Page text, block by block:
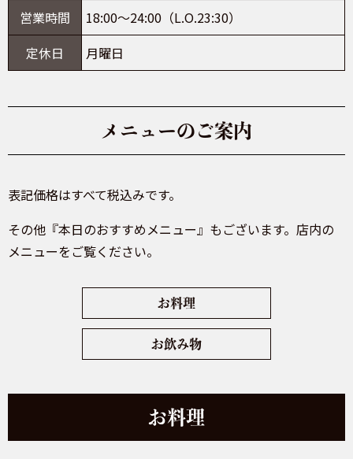
営業時間
18:00～24:00（L.O.23:30）
定休日
月曜日
メニューのご案内
表記価格はすべて税込みです。
その他『本日のおすすめメニュー』もございます。店内の
メニューをご覧ください。
お料理
お飲み物
お料理